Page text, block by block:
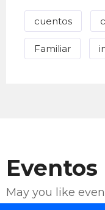
cuentos
Familiar
May you like